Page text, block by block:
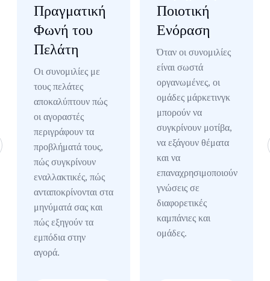
Πραγματική
Φωνή του
Πελάτη
Οι συνομιλίες με
τους πελάτες
αποκαλύπτουν πώς
οι αγοραστές
περιγράφουν τα
προβλήματά τους,
πώς συγκρίνουν
εναλλακτικές, πώς
ανταποκρίνονται στα
μηνύματά σας και
πώς εξηγούν τα
εμπόδια στην
αγορά.
Ποιοτική
Ενόραση
Όταν οι συνομιλίες
είναι σωστά
οργανωμένες, οι
ομάδες μάρκετινγκ
μπορούν να
συγκρίνουν μοτίβα,
να εξάγουν θέματα
και να
επαναχρησιμοποιούν
γνώσεις σε
διαφορετικές
καμπάνιες και
ομάδες.